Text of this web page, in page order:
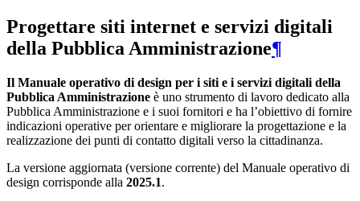
Progettare siti internet e servizi digitali
della Pubblica Amministrazione¶
Il Manuale operativo di design per i siti e i servizi digitali della
Pubblica Amministrazione è uno strumento di lavoro dedicato alla
Pubblica Amministrazione e i suoi fornitori e ha l’obiettivo di fornire
indicazioni operative per orientare e migliorare la progettazione e la
realizzazione dei punti di contatto digitali verso la cittadinanza.
La versione aggiornata (versione corrente) del Manuale operativo di
design corrisponde alla 2025.1.